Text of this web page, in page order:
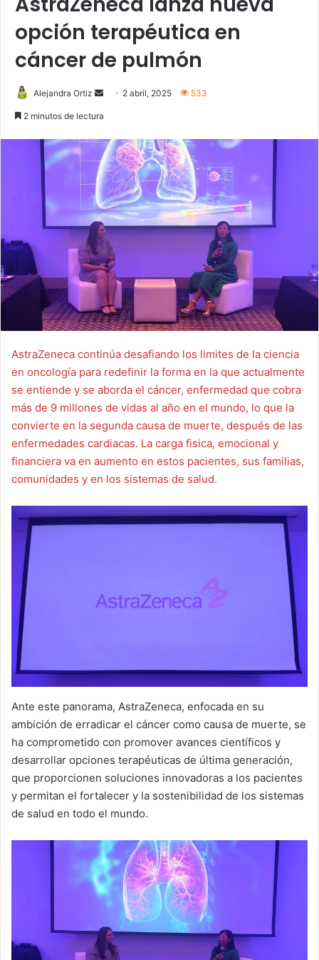
opción terapéutica en
cáncer de pulmón
Alejandra Ortiz
Send 2 abril, 2025 533
2 minutos de lectura
AstraZeneca continúa desafiando los limites de la ciencia
en oncología para redefinir la forma en la que actualmente
se entiende y se aborda el cáncer, enfermedad que cobra
más de 9 millones de vidas al año en el mundo, lo que la
convierte en la segunda causa de muerte, después de las
enfermedades cardiacas. La carga fisica, emocional y
financiera va en aumento en estos pacientes, sus familias,
comunidades y en los sistemas de salud.
Ante este panorama, AstraZeneca, enfocada en su
ambición de erradicar el cáncer como causa de muerte, se
ha comprometido con promover avances científicos y
desarrollar opciones terapéuticas de última generación,
que proporcionen soluciones innovadoras a los pacientes
y permitan el fortalecer y la sostenibilidad de los sistemas
de salud en todo el mundo.